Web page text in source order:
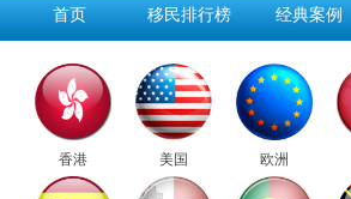
首页 移民排行榜 经典案例
香港 美国 欧洲